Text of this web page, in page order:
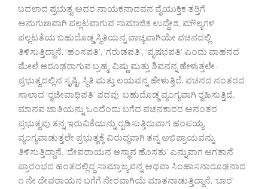
ಬದಲಾದ ಪ್ರಭುತ್ವ ಅದರ ನಾಯಕನಾದವನ ವೈಯುಕ್ತಿಕ ತರ‍್ತಿಗೆ
ಅನುಗುಣವಾಗಿ ಪಲ್ಲಟವಾಗುವ ಸಾಮಾಜಿಕ ಉದ್ದೇಶ, ಮೌಲ್ಯಗಳ
ಪಲ್ಲಟತೆಯ ಬಹುದೊಡ್ಡ ಸ್ಥಿತಿಯನ್ನ ವಾಚ್ಯವಾಗಿಯೇ ವಚನದಲ್ಲಿ
ತಿಳಿಸುತ್ತಿದ್ದಾನೆ. ‘ಹಂಸಪತಿ’, ‘ಗರುಡಪತಿ’, ‘ವೃಷಭಪತಿ’ ಎಂದು ವಾಹನದ
ಮೇಲೆ ಆರೂಢರಾಗುವ ಬ್ರಹ್ಮ, ವಿಷ್ಣು ಮತ್ತು ಶಿವನನ್ನ ಹೇಳುತ್ತಲೇ-
ಪ್ರಭುತ್ವದಲ್ಲಿನ ಸೃಷ್ಟಿ, ಸ್ಥಿತಿ ಮತ್ತು ಲಯವನ್ನ ಹೇಳುತ್ತಿದೆ. ವಚನದ ನಂತರದ
ಸಾಲಾದ ‘ರ‍್ವಜೀವಾಧಿಪತಿ’ ಪದವು ಬಹುದೊಡ್ಡ ವ್ಯಂಗ್ಯವಾಗಿ ರ‍್ವಹಿಸುತ್ತಿದೆ.
ಮಾನವ ಜಾತಿಯನ್ನು ಒಂದೆಂದು ಬಗೆದ ವಚನಕಾರರ ಅನಂತರ
ಪ್ರಭುತ್ವವು ತನ್ನ ಇರುವಿಕೆಯನ್ನು ರ‍್ಪಡಿಸುತ್ತಿರುವಾಗ ಹಂಪಯ್ಯ
ವ್ಯಂಗ್ಯವಾಡುತ್ತಲೇ ಪ್ರಭುತ್ವಕ್ಕೆ ವಿರುದ್ಧವಾಗಿ ತನ್ನ ಅಭಿಪ್ರಾಯವನ್ನು
ತಿಳಿಸುತ್ತಿದ್ದಾನೆ. ‘ದೇವರಾಯನ ಆಸ್ಥಾನ ಹೊಸತು’ ಎನ್ನುವಾಗ ಆಗತಾನೆ
ಪ್ರಾರಂಭದ ಹಂತದಲ್ಲಿದ್ದ ಸಾಮ್ರಾಜ್ಯವನ್ನ ಅಥವಾ ಸಿಂಹಾಸನಾರೂಢನಾದ
೧ ನೇ ದೇವರಾಯನ ಬಗೆಗೆ ನೇರವಾಗಿಯೆ ಮಾತನಾಡುತ್ತಿದ್ದಾನೆ. ‘ಬಾರ’